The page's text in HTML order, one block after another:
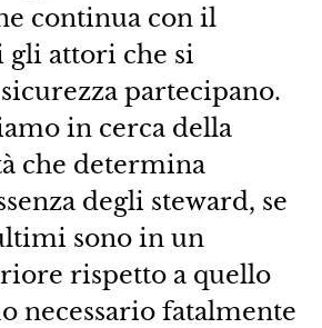
continua con il
gli attori che si
partecipano.
in cerca della
che determina
degli steward, se
sono in un
rispetto a quello
necessario fatalmente